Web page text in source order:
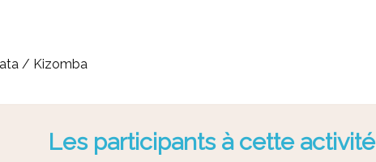
/ Kizomba
Les participants à cette activité